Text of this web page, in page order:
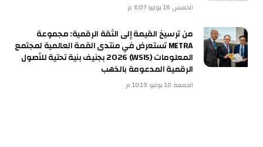
الخميس 16 يوليو 6:07 م
من ترسيخ القيمة إلى الثقة الرقمية: مجموعة
METRA تستعرض في منتدى القمة العالمية لمجتمع
المعلومات (WSIS) 2026 بجنيف بنية تحتية للأصول
الرقمية المدعومة بالذهب
الجمعة 10 يوليو 10:19 م